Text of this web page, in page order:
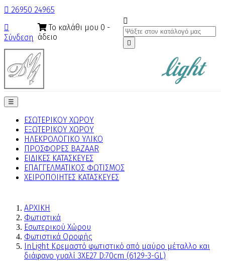
 26950 24965

Σύνδεση
Το καλάθι μου 0 -
άδειο


Toggle
navigation
☰
ΕΣΩΤΕΡΙΚΟΥ ΧΩΡΟΥ
ΕΞΩΤΕΡΙΚΟΥ ΧΩΡΟΥ
ΗΛΕΚΡΟΛΟΓΙΚΟ ΥΛΙΚΟ
ΠΡΟΣΦΟΡΕΣ BAZAAR
ΕΙΔΙΚΕΣ ΚΑΤΑΣΚΕΥΕΣ
ΕΠΑΓΓΕΛΜΑΤΙΚΟΣ ΦΩΤΙΣΜΟΣ
ΧΕΙΡΟΠΟΙΗΤΕΣ ΚΑΤΑΣΚΕΥΕΣ
ΑΡΧΙΚΗ
Φωτιστικά
Εσωτερικού Χώρου
Φωτιστικά Οροφής
InLight Κρεμαστό φωτιστικό από μαύρο μέταλλο και
διάφανο γυαλί 3XE27 D:70cm (6129-3-GL)